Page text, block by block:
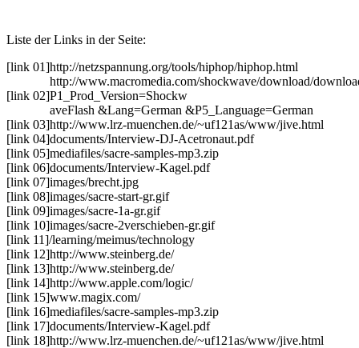
Liste der Links in der Seite:
[link 01]http://netzspannung.org/tools/hiphop/hiphop.html
[link 02]
http://www.macromedia.com/shockwave/download/
P1_Prod_Version=Shockw
aveFlash &Lang=German &P5_Language=German
[link 03]http://www.lrz-muenchen.de/~uf121as/www/jive.html
[link 04]documents/Interview-DJ-Acetronaut.pdf
[link 05]mediafiles/sacre-samples-mp3.zip
[link 06]documents/Interview-Kagel.pdf
[link 07]images/brecht.jpg
[link 08]images/sacre-start-gr.gif
[link 09]images/sacre-1a-gr.gif
[link 10]images/sacre-2verschieben-gr.gif
[link 11]/learning/meimus/technology
[link 12]http://www.steinberg.de/
[link 13]http://www.steinberg.de/
[link 14]http://www.apple.com/logic/
[link 15]www.magix.com/
[link 16]mediafiles/sacre-samples-mp3.zip
[link 17]documents/Interview-Kagel.pdf
[link 18]http://www.lrz-muenchen.de/~uf121as/www/jive.html